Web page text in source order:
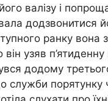
валізу і
додзвонитися
ранку вона
узяв
додому
служби порятунку